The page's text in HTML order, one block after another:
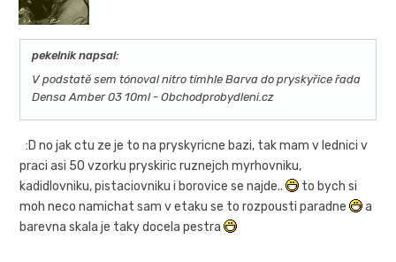
pekelnik napsal:
V podstatě sem tónoval nitro tímhle Barva do pryskyřice řada
Densa Amber 03 10ml - Obchodprobydleni.cz
:D no jak ctu ze je to na pryskyricne bazi, tak mam v lednici v
praci asi 50 vzorku pryskiric ruznejch myrhovniku,
kadidlovniku, pistaciovniku i borovice se najde..
to bych si
moh neco namichat sam v etaku se to rozpousti paradne
a
barevna skala je taky docela pestra